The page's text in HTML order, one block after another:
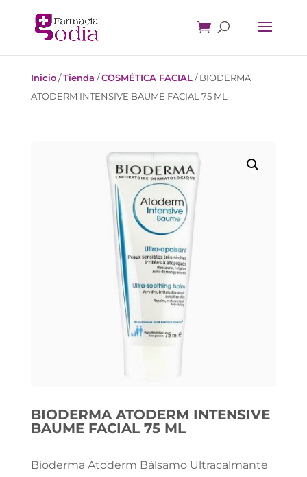
Inicio/Tienda /COSMÉTICA FACIAL/BIODERMA
ATODERM INTENSIVE BAUME FACIAL 75 ML
BIODERMA ATODERM INTENSIVE
BAUME FACIAL 75 ML
Bioderma Atoderm Bálsamo Ultracalmante